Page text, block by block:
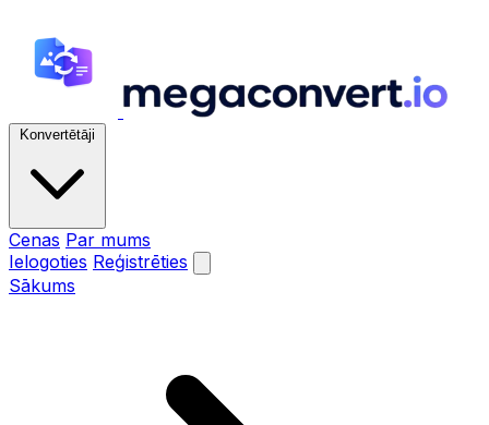
Konvertētāji
Cenas Par mums
Ielogoties Reģistrēties
Sākums